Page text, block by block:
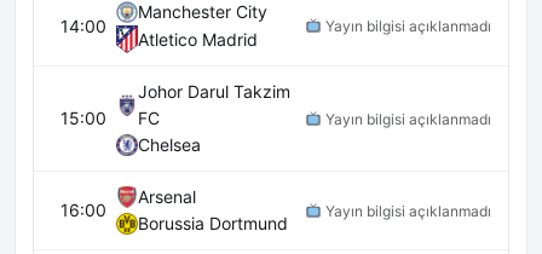
14:00
Manchester City
Atletico Madrid
Yayın bilgisi açıklanmadı
15:00
Johor Darul Takzim
FC
Chelsea
Yayın bilgisi açıklanmadı
16:00
Arsenal
Borussia Dortmund
Yayın bilgisi açıklanmadı